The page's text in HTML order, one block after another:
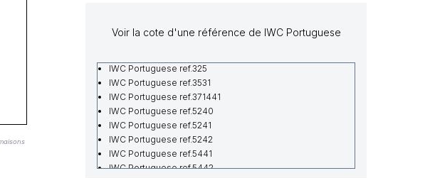
Voir la cote d'une référence de IWC Portuguese
IWC Portuguese ref.325
IWC Portuguese ref.3531
IWC Portuguese ref.371441
IWC Portuguese ref.5240
IWC Portuguese ref.5241
IWC Portuguese ref.5242
IWC Portuguese ref.5441
IWC Portuguese ref.5442